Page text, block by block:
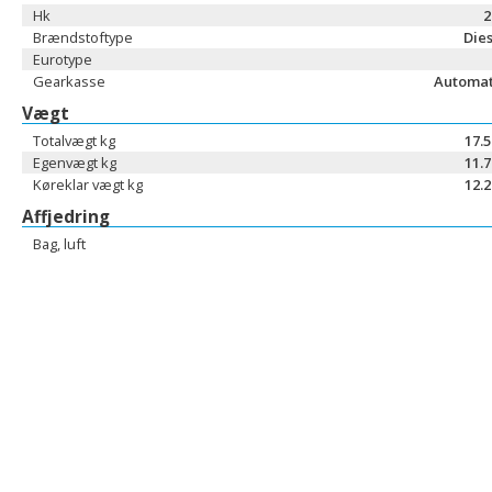
Hk
Brændstoftype
Eurotype
Gearkasse
Vægt
Totalvægt kg
Egenvægt kg
Køreklar vægt kg
Affjedring
Bag, luft